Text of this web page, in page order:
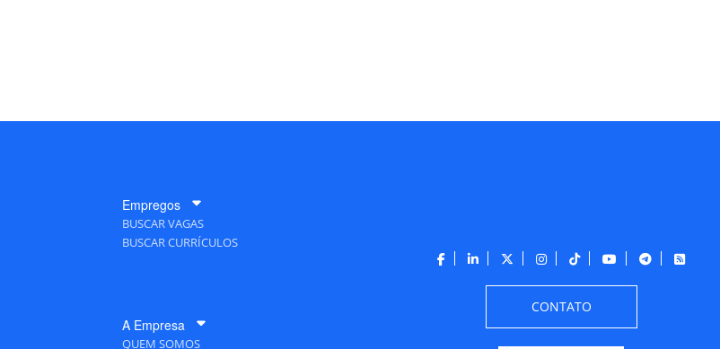
Empregos
BUSCAR VAGAS
BUSCAR CURRÍCULOS
A Empresa
QUEM SOMOS
CONTATO